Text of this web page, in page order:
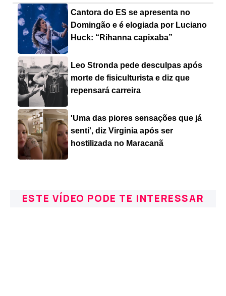
Cantora do ES se apresenta no
Domingão e é elogiada por Luciano
Huck: “Rihanna capixaba”
Leo Stronda pede desculpas após
morte de fisiculturista e diz que
repensará carreira
'Uma das piores sensações que já
senti', diz Virginia após ser
hostilizada no Maracanã
ESTE VÍDEO PODE TE INTERESSAR